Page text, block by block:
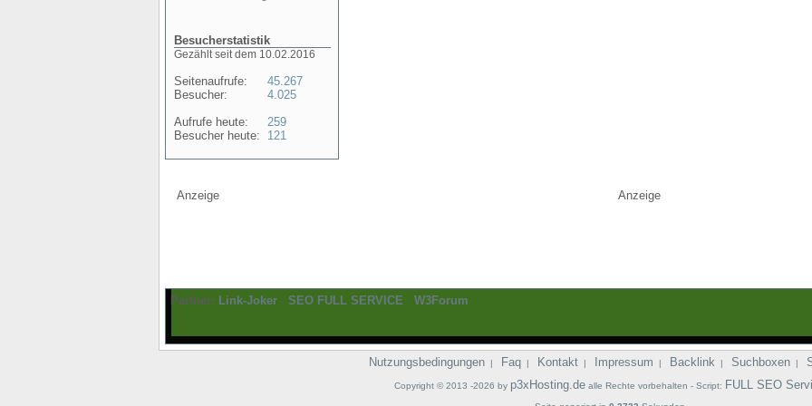
Besucherstatistik
Gezählt seit dem 10.02.2016
Seitenaufrufe:
Besucher:
Aufrufe heute:
Besucher heute:
45.267
4.025
259
121
Anzeige Anzeige
Partner: Link-Joker - SEO FULL SERVICE - W3Forum
Nutzungsbedingungen | Faq | Kontakt | Impressum | Backlink | Suchboxen |
Copyright © 2013 -2026 by p3xHosting.dealle Rechte vorbehalten - Script: FULL SEO